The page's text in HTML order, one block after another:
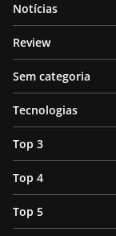
Notícias
Review
Sem categoria
Tecnologias
Top 3
Top 4
Top 5